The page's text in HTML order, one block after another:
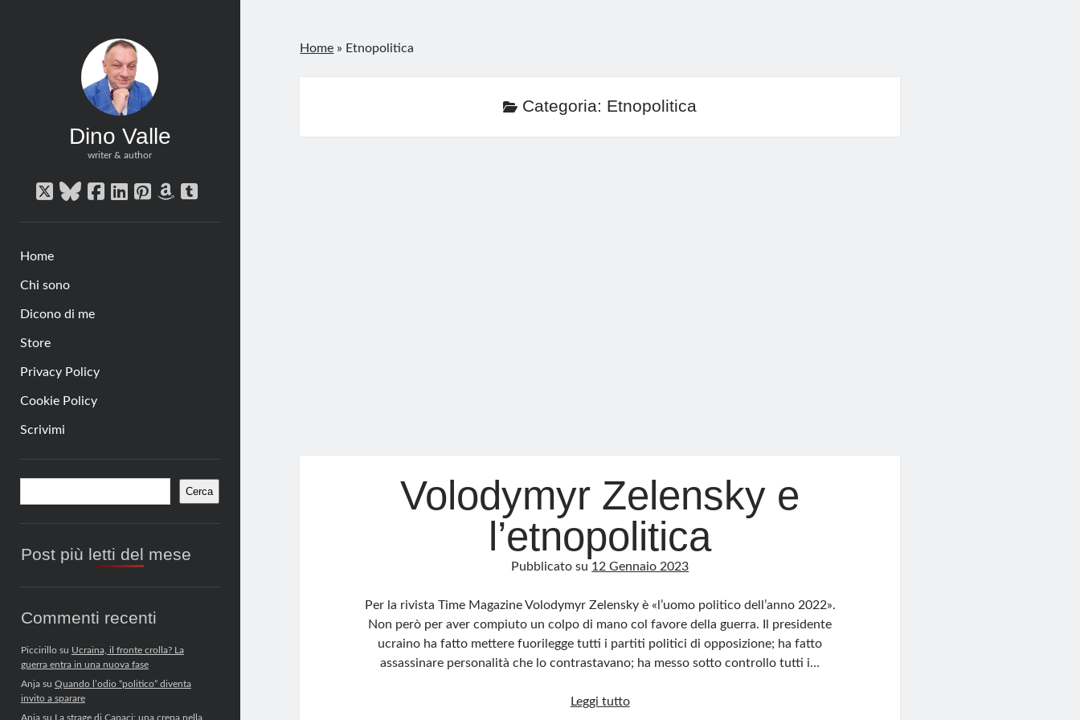
Dino Valle
writer & author
twitterbluesky
facebook
linkedin
pinterest
amazon
tumblr
Home
Chi sono
Dicono di me
Store
Privacy Policy
Cookie Policy
Scrivimi
Barra
laterale
Cerca
Post più letti del mese
Commenti recenti
Piccirillosu Ucraina, il fronte crolla? La
guerra entra in una nuova fase
Anjasu Quando l’odio “politico” diventa
invito a sparare
Anjasu La strage di Capaci: una crepa nella
Home » Etnopolitica
Categoria: Etnopolitica
Volodymyr Zelensky e
l’etnopolitica
Pubblicato su 12 Gennaio 2023
Per la rivista Time Magazine Volodymyr Zelensky è «l’uomo politico dell’anno 2022».
Non però per aver compiuto un colpo di mano col favore della guerra. Il presidente
ucraino ha fatto mettere fuorilegge tutti i partiti politici di opposizione; ha fatto
assassinare personalità che lo contrastavano; ha messo sotto controllo tutti i…
Leggi tuttoVolodymyr